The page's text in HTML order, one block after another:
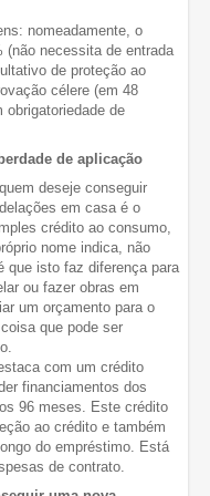
nomeadamente, o
(não necessita de entrada
de proteção ao
célere (em 48
obrigatoriedade de
de aplicação
deseje conseguir
em casa é o
crédito ao consumo,
nome indica, não
que isto faz diferença para
ou fazer obras em
um orçamento para o
que pode ser
com um crédito
financiamentos dos
96 meses. Este crédito
ao crédito e também
do empréstimo. Está
de contrato.